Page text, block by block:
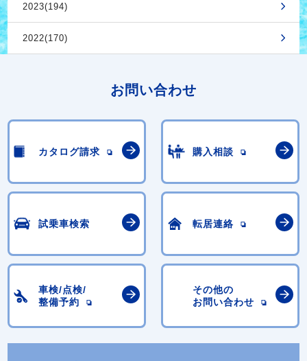
2023(194)
2022(170)
お問い合わせ
カタログ請求 購入相談
試乗車検索 転居連絡
車検/点検/
整備予約
その他の
お問い合わせ